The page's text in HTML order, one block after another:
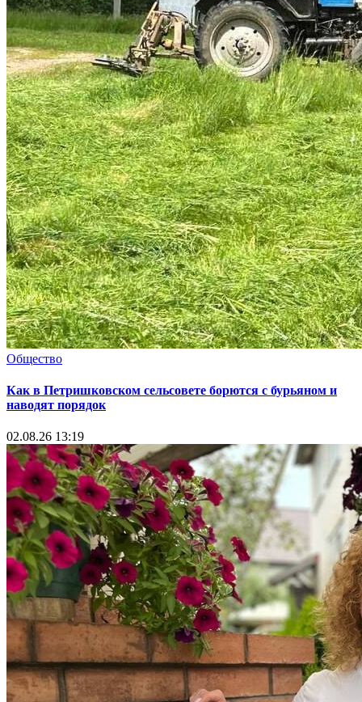
Общество
Как в Петришковском сельсовете борются с бурьяном и
наводят порядок
02.08.26 13:19